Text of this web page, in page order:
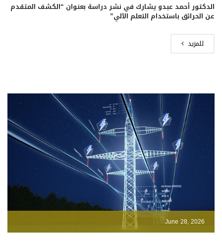
الدكتور أحمد عبدو يشارك في نشر دراسة بعنوان “الكشف المتقدم
عن الحرائق باستخدام التعلم الآلي”
للمزيد
June 28, 2026